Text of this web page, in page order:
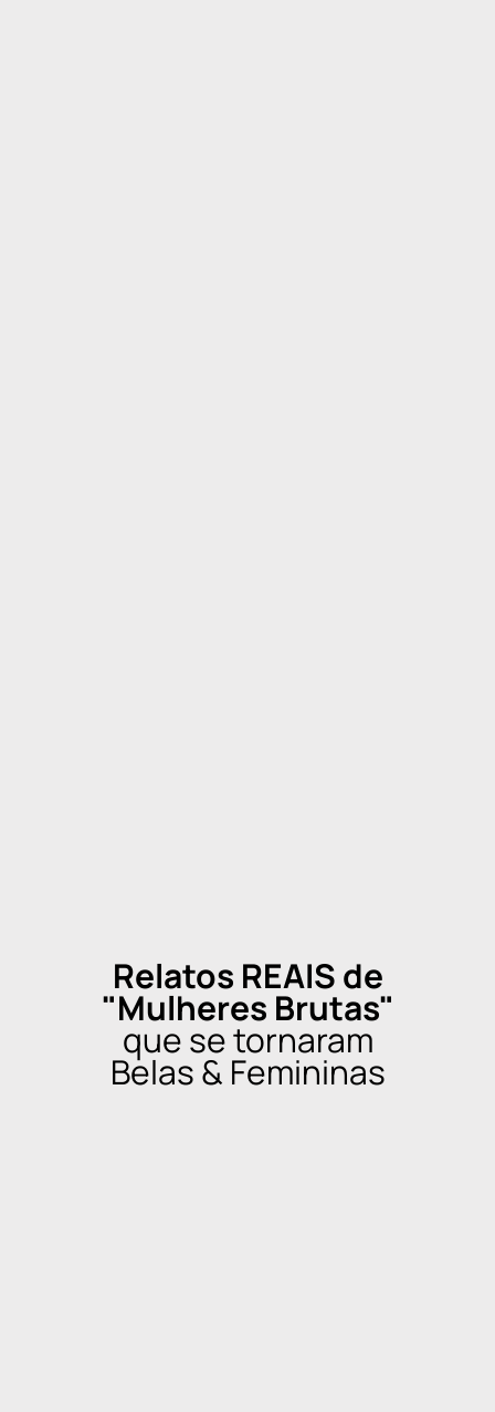
Relatos REAIS de
"Mulheres Brutas"
que se tornaram
Belas & Femininas